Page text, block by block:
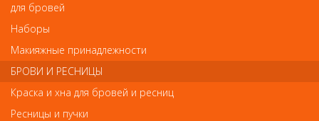
Отзывы
Ваш отзыв станет первым
Напишите свой отзыв
для бровей
Наборы
Макияжные принадлежности
БРОВИ И РЕСНИЦЫ
Краска и хна для бровей и ресниц
Ресницы и пучки